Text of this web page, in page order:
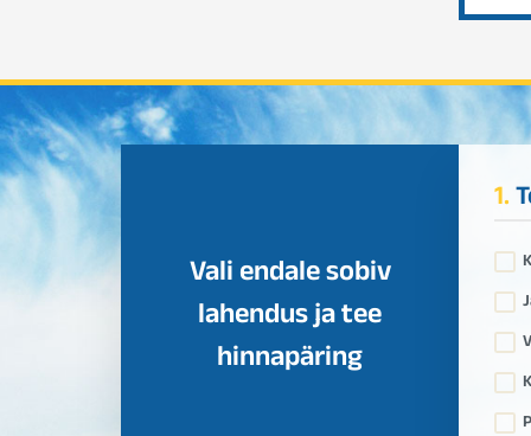
Vali endale sobiv
lahendus ja tee
hinnapäring
1.